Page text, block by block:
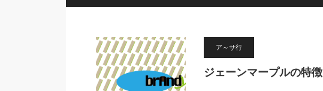
ア～サ行
ジェーンマープルの特徴